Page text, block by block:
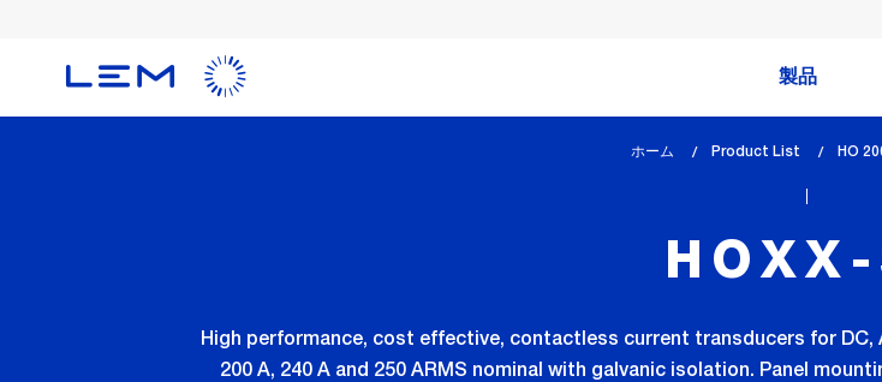
製品
ホーム Product List HO
High performance, cost effective, contactless current transducers for DC,
200 A, 240 A and 250 ARMS nominal with galvanic isolation. Panel